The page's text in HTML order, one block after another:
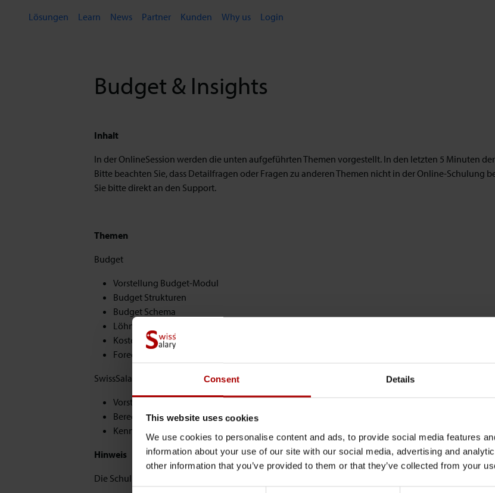
Consent Details
This website uses cookies
We use cookies to personalise content and ads, to provide social media features
information about your use of our site with our social media, advertising and
other information that you’ve provided to them or that they’ve collected from your
Lösungen Learn News Partner Kunden Why us Login
Budget & Insights
Inhalt
In der OnlineSession werden die unten aufgeführten Themen vorgestellt. In den letzten 5 Minuten
Bitte beachten Sie, dass Detailfragen oder Fragen zu anderen Themen nicht in der Online-
Sie bitte direkt an den Support.
Themen
Budget
Vorstellung Budget-Modul
Budget Strukturen
Budget Schema
Löhne budgetieren
Kosten pro Mitarbeiter und Kostenstelle
Forecast
SwissSalary Insights
Vorstellung Insights-Modul
Berechtigung hinterlegen
Kennzahlen aufzeigen
Hinweis
Die Schulung wird auf der aktuellsten Version von SwissSalary 365 (Cloud) durchgeführt.